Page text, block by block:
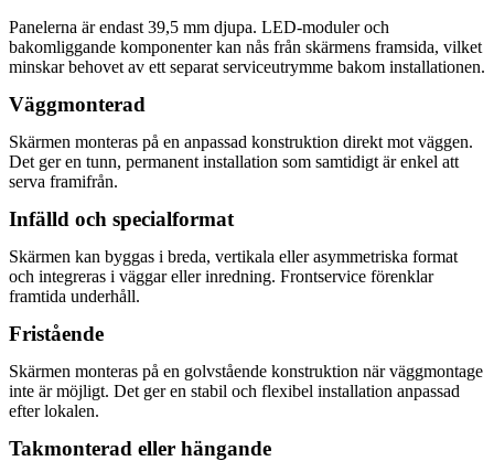
Panelerna är endast 39,5 mm djupa. LED-moduler och
bakomliggande komponenter kan nås från skärmens framsida, vilket
minskar behovet av ett separat serviceutrymme bakom installationen.
Väggmonterad
Skärmen monteras på en anpassad konstruktion direkt mot väggen.
Det ger en tunn, permanent installation som samtidigt är enkel att
serva framifrån.
Infälld och specialformat
Skärmen kan byggas i breda, vertikala eller asymmetriska format
och integreras i väggar eller inredning. Frontservice förenklar
framtida underhåll.
Fristående
Skärmen monteras på en golvstående konstruktion när väggmontage
inte är möjligt. Det ger en stabil och flexibel installation anpassad
efter lokalen.
Takmonterad eller hängande